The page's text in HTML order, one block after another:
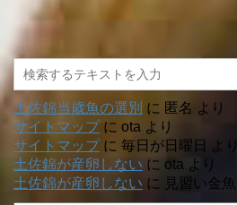
土佐錦当歳魚の選別 に 匿名 より
サイトマップに ota より
サイトマップに 毎日が日曜日
より
土佐錦が産卵しない に ota より
土佐錦が産卵しない に 見習い金魚